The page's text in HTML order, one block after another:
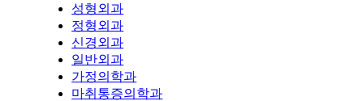
성형외과
정형외과
신경외과
일반외과
가정의학과
마취통증의학과